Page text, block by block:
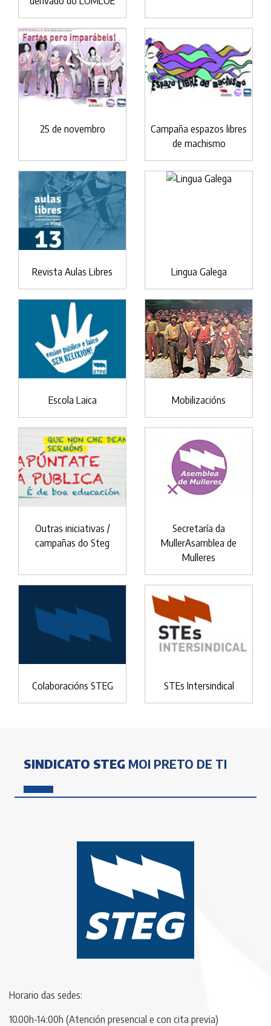
25 de novembro
Campaña espazos libres
de machismo
Revista Aulas Libres Lingua Galega
Escola Laica Mobilizacións
Outras iniciativas /
campañas do Steg
Secretaría da
MullerAsamblea de
Mulleres
Colaboracións STEG STEs Intersindical
SINDICATO STEG MOI PRETO DE TI
Horario das sedes:
10.00h-14:00h (Atención presencial e con cita previa)